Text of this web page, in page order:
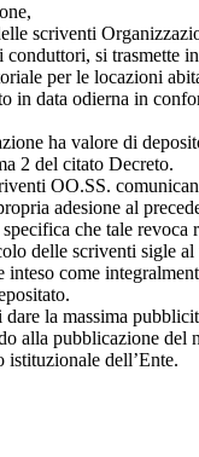
scriventi
si trasmette
per le locazioni
in data odierna in
ha valore di
2 del citato Decreto.
OO.SS.
adesione al
che tale revoca
delle scriventi sigle al
inteso come
la massima
alla pubblicazione del
dell’Ente.